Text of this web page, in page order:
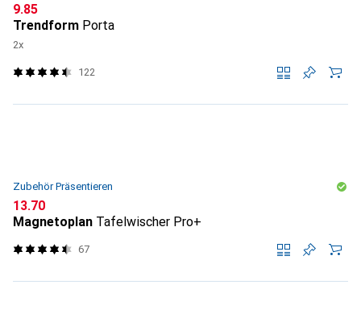
CHF
9.85
Trendform Porta
2x
122
Zubehör Präsentieren
CHF
13.70
Magnetoplan Tafelwischer Pro+
67